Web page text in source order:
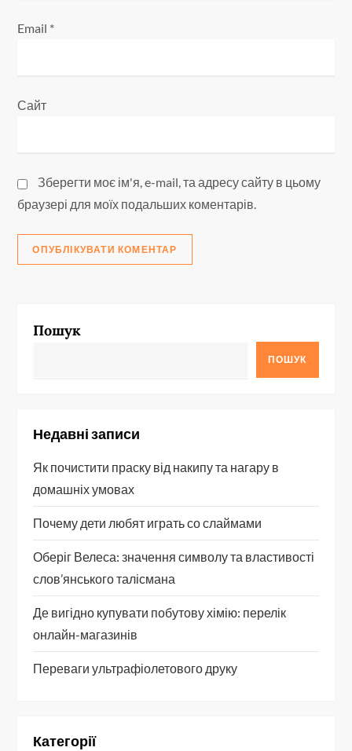
Email *
Сайт
Зберегти моє ім'я, e-mail, та адресу сайту в цьому
браузері для моїх подальших коментарів.
Пошук
ПОШУК
Недавні записи
Як почистити праску від накипу та нагару в
домашніх умовах
Почему дети любят играть со слаймами
Оберіг Велеса: значення символу та властивості
слов’янського талісмана
Де вигідно купувати побутову хімію: перелік
онлайн-магазинів
Переваги ультрафіолетового друку
Категорії